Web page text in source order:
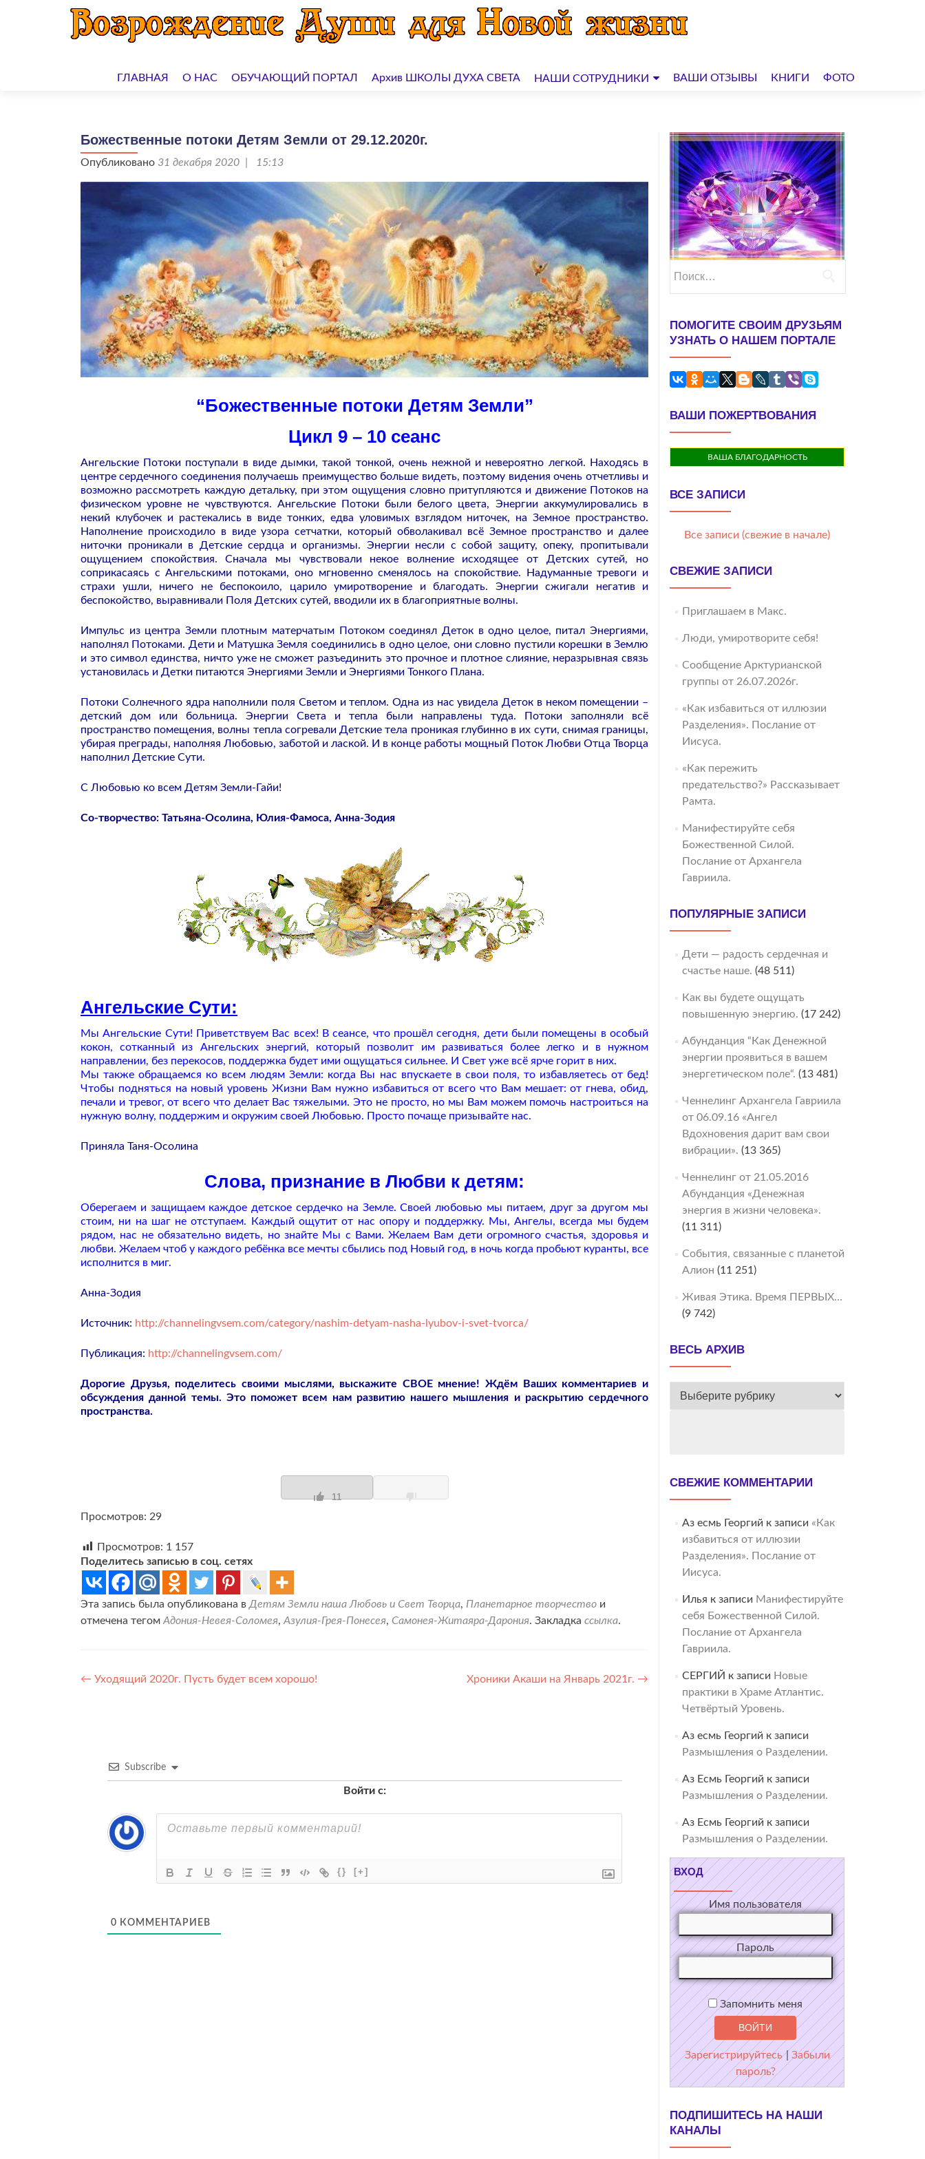
кГЛАВНАЯ О НАС ОБУЧАЮЩИЙ ПОРТАЛ Архив ШКОЛЫ ДУХА СВЕТА НАШИ СОТРУДНИКИ ВАШИ ОТЗЫВЫ КНИГИ ФОТО
Божественные потоки Детям Земли от 29.12.2020г.
Опубликовано 31 декабря 2020 | 15:13
“Божественные потоки Детям Земли”
Цикл 9 – 10 сеанс
Ангельские Потоки поступали в виде дымки, такой тонкой, очень нежной и невероятно легкой. Находясь в
центре сердечного соединения получаешь преимущество больше видеть, поэтому видения очень отчетливы и
возможно рассмотреть каждую детальку, при этом ощущения словно притупляются и движение Потоков на
физическом уровне не чувствуются. Ангельские Потоки были белого цвета, Энергии аккумулировались в
некий клубочек и растекались в виде тонких, едва уловимых взглядом ниточек, на Земное пространство.
Наполнение происходило в виде узора сетчатки, который обволакивал всё Земное пространство и далее
ниточки проникали в Детские сердца и организмы. Энергии несли с собой защиту, опеку, пропитывали
ощущением спокойствия. Сначала мы чувствовали некое волнение исходящее от Детских сутей, но
соприкасаясь с Ангельскими потоками, оно мгновенно сменялось на спокойствие. Надуманные тревоги и
страхи ушли, ничего не беспокоило, царило умиротворение и благодать. Энергии сжигали негатив и
беспокойство, выравнивали Поля Детских сутей, вводили их в благоприятные волны.
Импульс из центра Земли плотным матерчатым Потоком соединял Деток в одно целое, питал Энергиями,
наполнял Потоками. Дети и Матушка Земля соединились в одно целое, они словно пустили корешки в Землю
и это символ единства, ничто уже не сможет разъединить это прочное и плотное слияние, неразрывная связь
установилась и Детки питаются Энергиями Земли и Энергиями Тонкого Плана.
Потоки Солнечного ядра наполнили поля Светом и теплом. Одна из нас увидела Деток в неком помещении –
детский дом или больница. Энергии Света и тепла были направлены туда. Потоки заполняли всё
пространство помещения, волны тепла согревали Детские тела проникая глубинно в их сути, снимая границы,
убирая преграды, наполняя Любовью, заботой и лаской. И в конце работы мощный Поток Любви Отца Творца
наполнил Детские Сути.
С Любовью ко всем Детям Земли-Гайи!
Со-творчество: Татьяна-Осолина, Юлия-Фамоса, Анна-Зодия
Ангельские Сути:
Мы Ангельские Сути! Приветствуем Вас всех! В сеансе, что прошёл сегодня, дети были помещены в особый
кокон, сотканный из Ангельских энергий, который позволит им развиваться более легко и в нужном
направлении, без перекосов, поддержка будет ими ощущаться сильнее. И Свет уже всё ярче горит в них.
Мы также обращаемся ко всем людям Земли: когда Вы нас впускаете в свои поля, то избавляетесь от бед!
Чтобы подняться на новый уровень Жизни Вам нужно избавиться от всего что Вам мешает: от гнева, обид,
печали и тревог, от всего что делает Вас тяжелыми. Это не просто, но мы Вам можем помочь настроиться на
нужную волну, поддержим и окружим своей Любовью. Просто почаще призывайте нас.
Приняла Таня-Осолина
Cлова, признание в Любви к детям:
Оберегаем и защищаем каждое детское сердечко на Земле. Своей любовью мы питаем, друг за другом мы
стоим, ни на шаг не отступаем. Каждый ощутит от нас опору и поддержку. Мы, Ангелы, всегда мы будем
рядом, нас не обязательно видеть, но знайте Мы с Вами. Желаем Вам дети огромного счастья, здоровья и
любви. Желаем чтоб у каждого ребёнка все мечты сбылись под Новый год, в ночь когда пробьют куранты, все
исполнится в миг.
Анна-Зодия
Источник: http://channelingvsem.com/category/nashim-detyam-nasha-lyubov-i-svet-tvorca/
Публикация: http://channelingvsem.com/
Дорогие Друзья, поделитесь своими мыслями, выскажите СВОЕ мнение! Ждём Ваших комментариев и
обсуждения данной темы. Это поможет всем нам развитию нашего мышления и раскрытию сердечного
пространства.
11
Просмотров: 29
Просмотров: 1 157
Поделитесь записью в соц. сетях
Эта запись была опубликована в Детям Земли наша Любовь и Свет Творца, Планетарное творчество и
отмечена тегом Адония-Невея-Соломея, Азулия-Грея-Понесея, Самонея-Житаяра-Дарония. Закладка ссылка.
Навигация
← Уходящий 2020г. Пусть будет всем хорошо! Хроники Акаши на Январь 2021г. →
Subscribe
Войти с:
{} [+]
0 КОММЕНТАРИЕВ
ПОМОГИТЕ СВОИМ ДРУЗЬЯМ
УЗНАТЬ О НАШЕМ ПОРТАЛЕ
ВАШИ ПОЖЕРТВОВАНИЯ
ВАША БЛАГОДАРНОСТЬ
ВСЕ ЗАПИСИ
Все записи (свежие в начале)
СВЕЖИЕ ЗАПИСИ
Приглашаем в Макс.
Люди, умиротворите себя!
Сообщение Арктурианской
группы от 26.07.2026г.
«Как избавиться от иллюзии
Разделения». Послание от
Иисуса.
«Как пережить
предательство?» Рассказывает
Рамта.
Манифестируйте себя
Божественной Силой.
Послание от Архангела
Гавриила.
ПОПУЛЯРНЫЕ ЗАПИСИ
Дети — радость сердечная и
счастье наше. (48 511)
Как вы будете ощущать
повышенную энергию. (17 242)
Абунданция “Как Денежной
энергии проявиться в вашем
энергетическом поле“. (13 481)
Ченнелинг Архангела Гавриила
от 06.09.16 «Ангел
Вдохновения дарит вам свои
вибрации». (13 365)
Ченнелинг от 21.05.2016
Абунданция «Денежная
энергия в жизни человека».
(11 311)
События, связанные с планетой
Алион (11 251)
Живая Этика. Время ПЕРВЫХ…
(9 742)
ВЕСЬ АРХИВ
ВЕСЬ
СВЕЖИЕ КОММЕНТАРИИ
Аз есмь Георгий к записи «Как
избавиться от иллюзии
Разделения». Послание от
Иисуса.
Илья к записи Манифестируйте
себя Божественной Силой.
Послание от Архангела
Гавриила.
СЕРГИЙ к записи Новые
практики в Храме Атлантис.
Четвёртый Уровень.
Аз есмь Георгий к записи
Размышления о Разделении.
Аз Есмь Георгий к записи
Размышления о Разделении.
Аз Есмь Георгий к записи
Размышления о Разделении.
ВХОД
Имя пользователя
Пароль
Запомнить меня
Зарегистрируйтесь | Забыли
пароль?
ПОДПИШИТЕСЬ НА НАШИ
КАНАЛЫ